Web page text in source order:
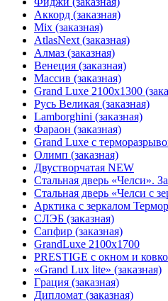
Аккорд (заказная)
Mix (заказная)
AtlasNext (заказная)
Алмаз (заказная)
Венеция (заказная)
Массив (заказная)
Grand Luxe 2100х1300
Русь Великая (заказная)
Lamborghini (заказная)
Фараон (заказная)
Grand Luxe с
Олимп (заказная)
Двустворчатая NEW
Стальная дверь «Челси».
Стальная дверь «Челси с
Арктика с зеркалом
СЛЭБ (заказная)
Сапфир (заказная)
GrandLuxe 2100х1700
PRESTIGE с окном и
«Grand Lux lite» (заказная)
Гpация (заказная)
Дипломат (заказная)